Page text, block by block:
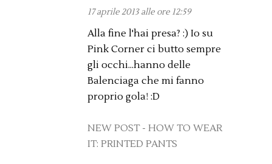
17 aprile 2013 alle ore 12:59
Alla fine l'hai presa? :) Io su
Pink Corner ci butto sempre
gli occhi...hanno delle
Balenciaga che mi fanno
proprio gola! :D
NEW POST - HOW TO WEAR
IT: PRINTED PANTS